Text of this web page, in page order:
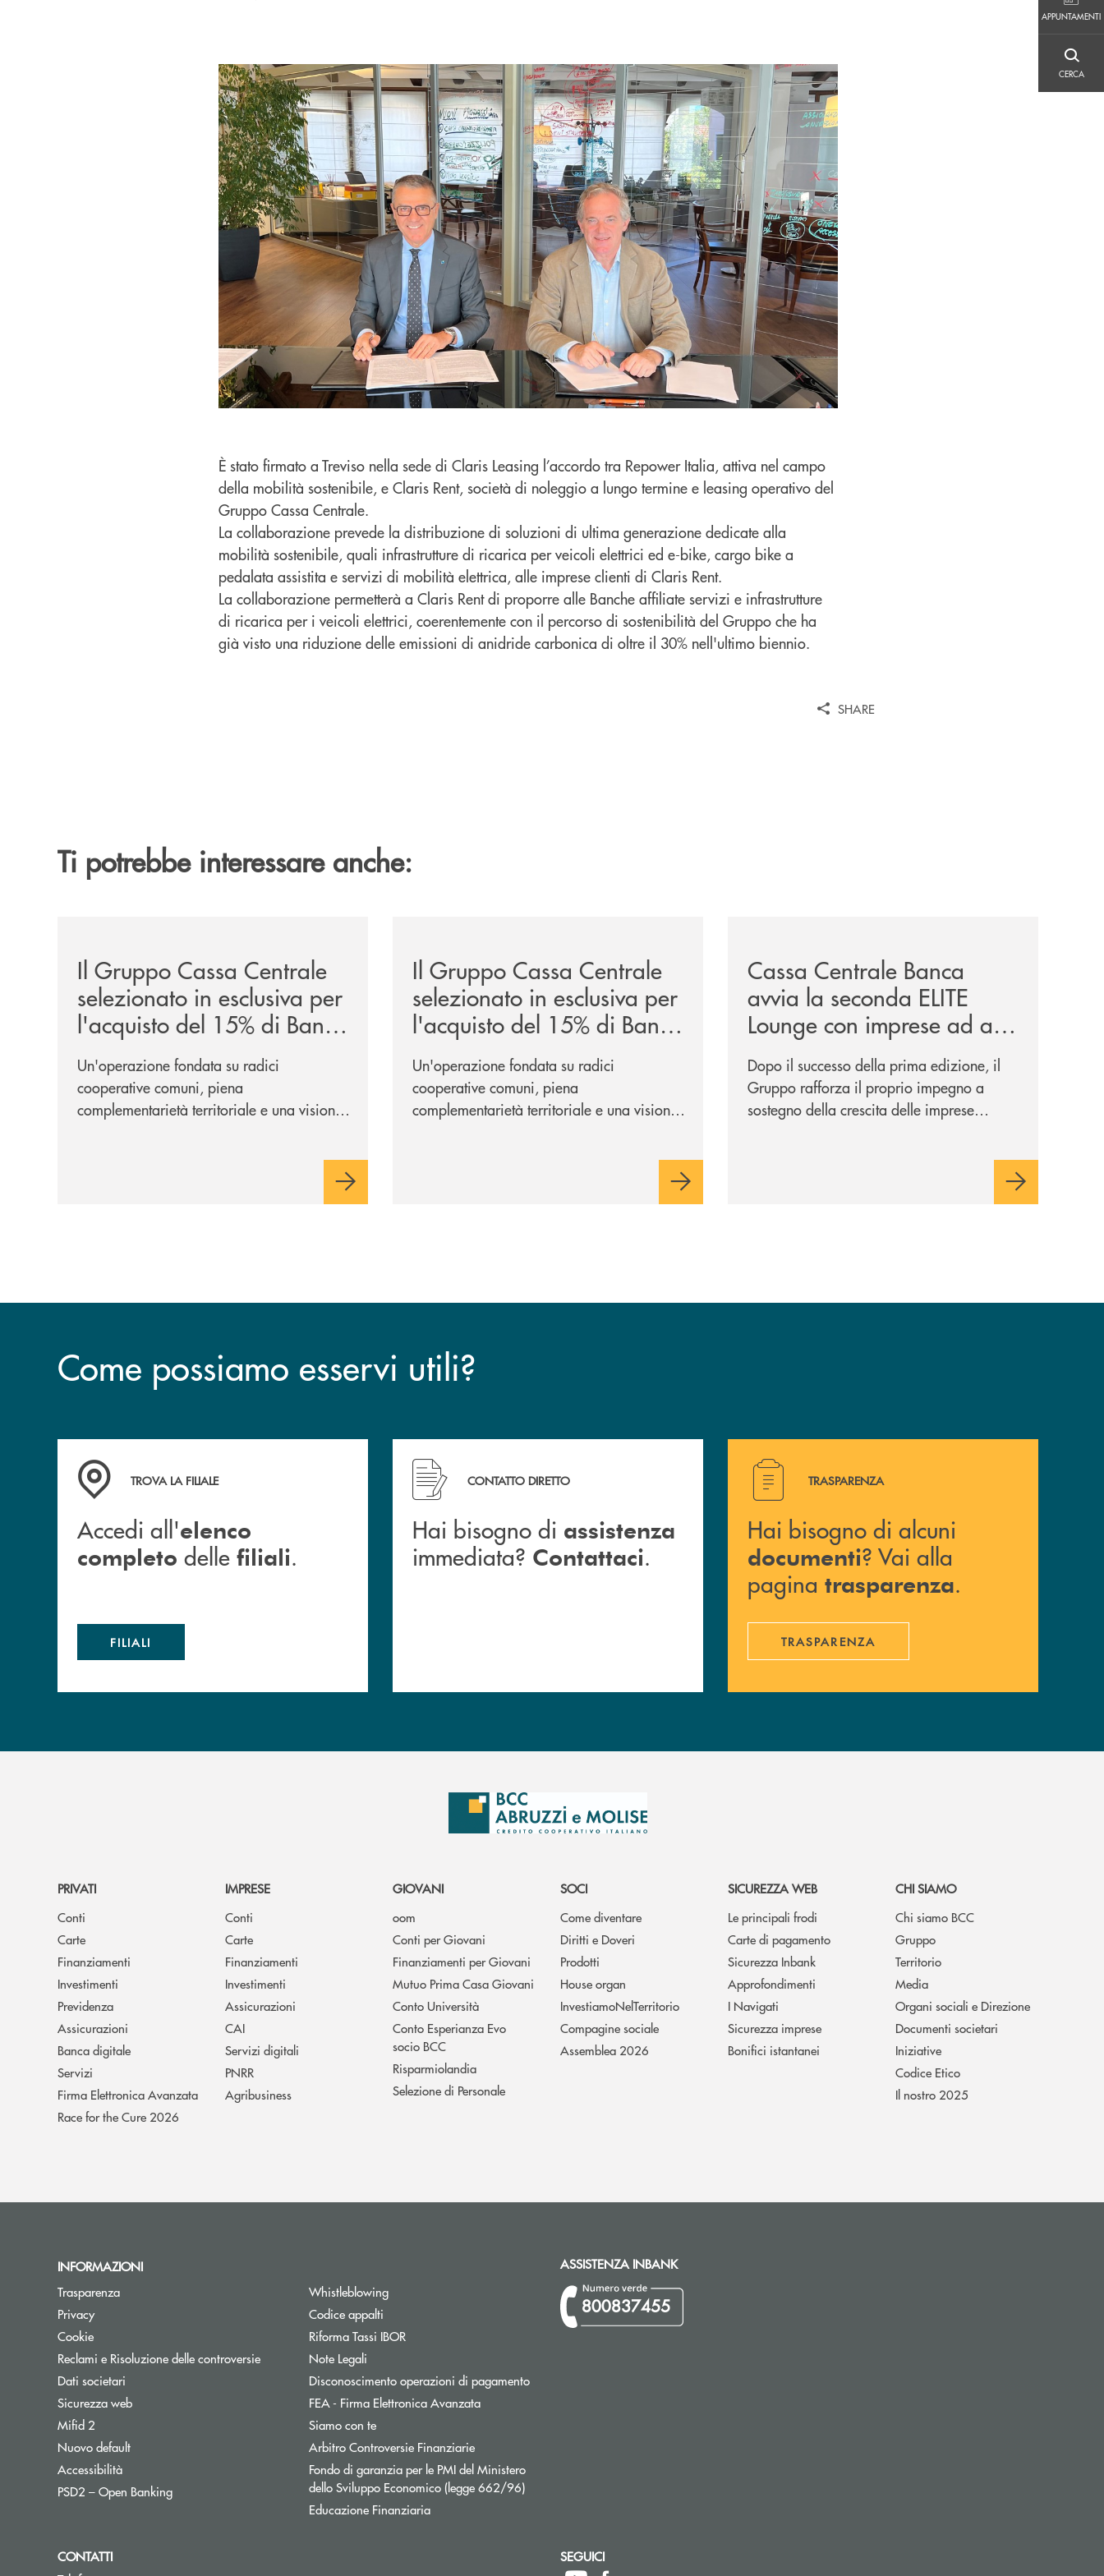
APPUNTAMENTI
CERCA
È stato firmato a Treviso nella sede di Claris Leasing l’accordo tra Repower Italia, attiva nel campo
della mobilità sostenibile, e Claris Rent, società di noleggio a lungo termine e leasing operativo del
Gruppo Cassa Centrale.
La collaborazione prevede la distribuzione di soluzioni di ultima generazione dedicate alla
mobilità sostenibile, quali infrastrutture di ricarica per veicoli elettrici ed e-bike, cargo bike a
pedalata assistita e servizi di mobilità elettrica, alle imprese clienti di Claris Rent.
La collaborazione permetterà a Claris Rent di proporre alle Banche affiliate servizi e infrastrutture
di ricarica per i veicoli elettrici, coerentemente con il percorso di sostenibilità del Gruppo che ha
già visto una riduzione delle emissioni di anidride carbonica di oltre il 30% nell'ultimo biennio.
SHARE
Ti potrebbe interessare anche:
Il Gruppo Cassa Centrale
selezionato in esclusiva per
l'acquisto del 15% di Banca
Cambiano 1884
Un'operazione fondata su radici
cooperative comuni, piena
complementarietà territoriale e una visione
Il Gruppo Cassa Centrale
selezionato in esclusiva per
l'acquisto del 15% di Banca
Cambiano 1884
Un'operazione fondata su radici
cooperative comuni, piena
complementarietà territoriale e una visione
Cassa Centrale Banca
avvia la seconda ELITE
Lounge con imprese ad alto
potenziale
Dopo il successo della prima edizione, il
Gruppo rafforza il proprio impegno a
sostegno della crescita delle imprese
Come possiamo esservi utili?
Accedi all' elenco completo delle filiali .
TROVA LA FILIALE
Accedi all'elenco
completo delle filiali.
FILIALI
CONTATTO DIRETTO
Hai bisogno di assistenza
immediata? Contattaci.
Hai bisogno di alcuni documenti ? Vai alla pagina
TRASPARENZA
Hai bisogno di alcuni
documenti? Vai alla
pagina trasparenza.
TRASPARENZA
PRIVATI
Conti
Carte
Finanziamenti
Investimenti
Previdenza
Assicurazioni
Banca digitale
Servizi
Firma Elettronica Avanzata
Race for the Cure 2026
IMPRESE
Conti
Carte
Finanziamenti
Investimenti
Assicurazioni
CAI
Servizi digitali
PNRR
Agribusiness
GIOVANI
oom
Conti per Giovani
Finanziamenti per Giovani
Mutuo Prima Casa Giovani
Conto Università
Conto Esperianza Evo
socio BCC
Risparmiolandia
Selezione di Personale
SOCI
Come diventare
Diritti e Doveri
Prodotti
House organ
InvestiamoNelTerritorio
Compagine sociale
Assemblea 2026
SICUREZZA WEB
Le principali frodi
Carte di pagamento
Sicurezza Inbank
Approfondimenti
I Navigati
Sicurezza imprese
Bonifici istantanei
CHI SIAMO
Chi siamo BCC
Gruppo
Territorio
Media
Organi sociali e Direzione
Documenti societari
Iniziative
Codice Etico
Il nostro 2025
INFORMAZIONI
Trasparenza
Privacy
Cookie
Reclami e Risoluzione delle controversie
Dati societari
Sicurezza web
Mifid 2
Nuovo defaultApre una nuova finestra
Accessibilità
PSD2 – Open BankingApre una nuova finestra
Whistleblowing
Codice appalti
Riforma Tassi IBORApre una nuova finestra
Note Legali
Disconoscimento operazioni di pagamento
FEA - Firma Elettronica Avanzata
Siamo con te
Arbitro Controversie FinanziarieApre una nuova finestra
Fondo di garanzia per le PMI del Ministero
dello Sviluppo Economico (legge 662/96)Apre una nuova finestra
Educazione Finanziaria
ASSISTENZA INBANK
800837455
CONTATTI SEGUICI